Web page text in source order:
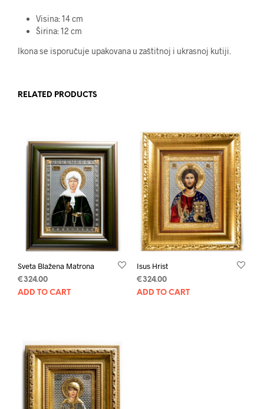
Visina: 14 cm
Širina: 12 cm
Ikona se isporučuje upakovana u zaštitnoj i ukrasnoj kutiji.
RELATED PRODUCTS
Sveta Blažena Matrona
€324.00
ADD TO CART
Isus Hrist
€324.00
ADD TO CART